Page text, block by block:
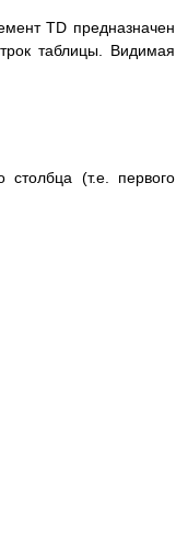
TD предназначен
таблицы. Видимая
(т.е. первого